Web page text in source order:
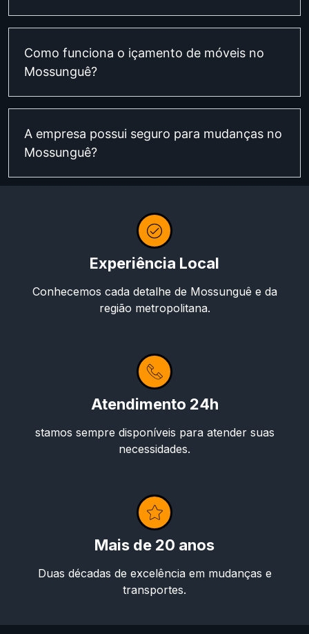
Como funciona o içamento de móveis no
Mossunguê?
A empresa possui seguro para mudanças no
Mossunguê?
Experiência Local
Conhecemos cada detalhe de Mossunguê e da
região metropolitana.
Atendimento 24h
stamos sempre disponíveis para atender suas
necessidades.
Mais de 20 anos
Duas décadas de excelência em mudanças e
transportes.